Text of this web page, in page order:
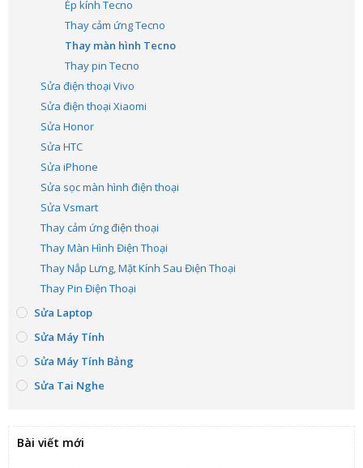
Ép kính Tecno
Thay cảm ứng Tecno
Thay màn hình Tecno
Thay pin Tecno
Sửa điện thoại Vivo
Sửa điện thoại Xiaomi
Sửa Honor
Sửa HTC
Sửa iPhone
Sửa sọc màn hình điện thoại
Sửa Vsmart
Thay cảm ứng điện thoại
Thay Màn Hình Điện Thoại
Thay Nắp Lưng, Mặt Kính Sau Điện Thoại
Thay Pin Điện Thoại
Sửa Laptop
Sửa Máy Tính
Sửa Máy Tính Bảng
Sửa Tai Nghe
Bài viết mới